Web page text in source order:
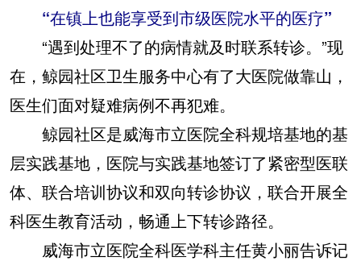
“在镇上也能享受到市级医院水平的医疗”
“遇到处理不了的病情就及时联系转诊。”现
在，鲸园社区卫生服务中心有了大医院做靠山，
医生们面对疑难病例不再犯难。
鲸园社区是威海市立医院全科规培基地的基
层实践基地，医院与实践基地签订了紧密型医联
体、联合培训协议和双向转诊协议，联合开展全
科医生教育活动，畅通上下转诊路径。
威海市立医院全科医学科主任黄小丽告诉记